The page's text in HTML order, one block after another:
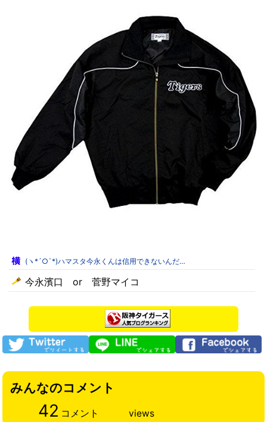
(ヽ*´○`*)ハマスタ今永くんは信用できないんだ…
今永濱口 or 菅野マイコ
みんなのコメント
42 コメント views